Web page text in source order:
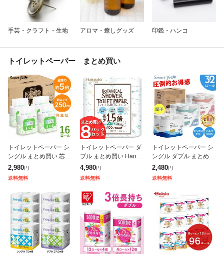
手芸・クラフト・生地 アロマ・癒しグッズ 印鑑・ハンコ
トイレットペーパー まとめ買い
トイレットペーパー シ
ングル まとめ買い 芯な
し 超ロング 5倍巻き 再
生紙トイレットロール
250m 4ロール×4個セッ
ト ト
2,980円
送料無料
トイレットペーパー ダ
ブル まとめ買い Hanat
aba ボタニカルシャワ
ートイレットペーパー
1.5倍巻き 34.5m 8R×
4,980円
送料無料
トイレットペーパー シ
ングル ダブル まとめ買
い 2倍巻き 8ロール×4
個パック 32ロール 1.5
倍巻き 芯あり 長持ち
トイ
2,480円
送料無料